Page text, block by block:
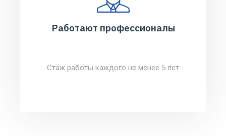
Работают профессионалы
Стаж работы каждого не менее 5 лет